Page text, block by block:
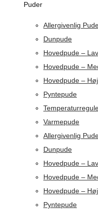
Puder
Allergivenlig
Dunpude
Hovedpude – Lav
Hovedpude –
Hovedpude – Høj
Pyntepude
Varmepude
Allergivenlig
Dunpude
Hovedpude – Lav
Hovedpude –
Hovedpude – Høj
Pyntepude